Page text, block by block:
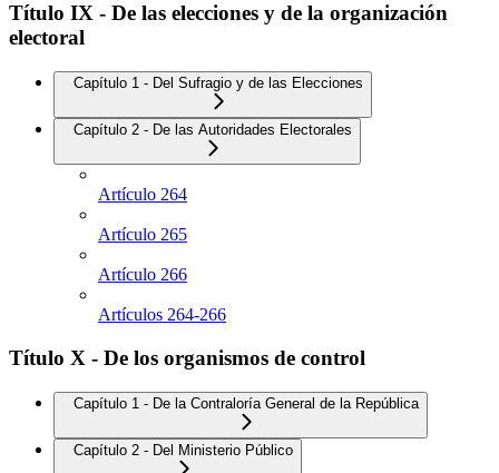
Título IX - De las elecciones y de la organización
electoral
Capítulo 1 - Del Sufragio y de las Elecciones
Capítulo 2 - De las Autoridades Electorales
Artículo 264
Artículo 265
Artículo 266
Artículos 264-266
Título X - De los organismos de control
Capítulo 1 - De la Contraloría General de la República
Capítulo 2 - Del Ministerio Público